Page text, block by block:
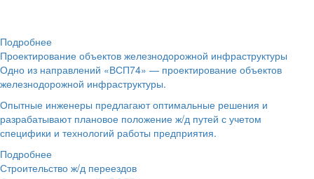
Подробнее
Проектирование объектов железнодорожной инфраструктуры
Одно из направлений «ВСП74» — проектирование объектов
железнодорожной инфраструктуры.
Опытные инженеры предлагают оптимальные решения и
разрабатывают плановое положение ж/д путей с учетом
специфики и технологий работы предприятия.
Подробнее
Строительство ж/д переездов